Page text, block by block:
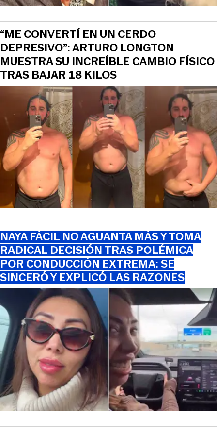
“ME CONVERTÍ EN UN CERDO
DEPRESIVO”: ARTURO LONGTON
MUESTRA SU INCREÍBLE CAMBIO FÍSICO
TRAS BAJAR 18 KILOS
NAYA FÁCIL NO AGUANTA MÁS Y TOMA
RADICAL DECISIÓN TRAS POLÉMICA
POR CONDUCCIÓN EXTREMA: SE
SINCERÓ Y EXPLICÓ LAS RAZONES